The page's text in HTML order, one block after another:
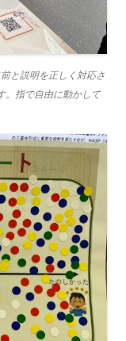
と説明を正しく対応さ
。指で自由に動かして